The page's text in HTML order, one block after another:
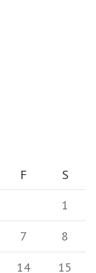
F
S
1
7
8
14
15